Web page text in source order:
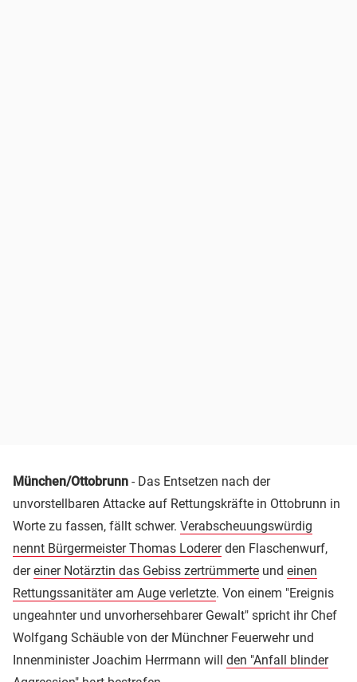
München/Ottobrunn - Das Entsetzen nach der
unvorstellbaren Attacke auf Rettungskräfte in Ottobrunn in
Worte zu fassen, fällt schwer. Verabscheuungswürdig
nennt Bürgermeister Thomas Lodererden Flaschenwurf,
dereiner Notärztin das Gebiss zertrümmerte und einen
Rettungssanitäter am Auge verletzte. Von einem "Ereignis
ungeahnter und unvorhersehbarer Gewalt" spricht ihr Chef
Wolfgang Schäuble von der Münchner Feuerwehr und
Innenminister Joachim Herrmann will den "Anfall blinder